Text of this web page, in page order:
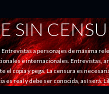
SIN
Entrevistas a personajes de máxima
e internacionales. Entrevistas,
el copia y pega. La censura es
es real y debe ser conocida, así será.